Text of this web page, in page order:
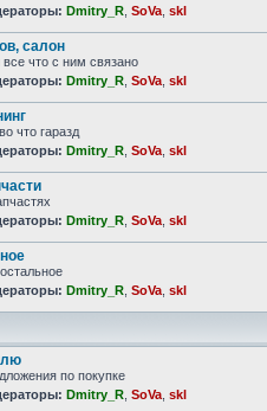
Dmitry_R SoVa skl
салон
все что с ним связано
Dmitry_R SoVa skl
что гаразд
Dmitry_R SoVa skl
Dmitry_R SoVa skl
Dmitry_R SoVa skl
по покупке
Dmitry_R SoVa skl